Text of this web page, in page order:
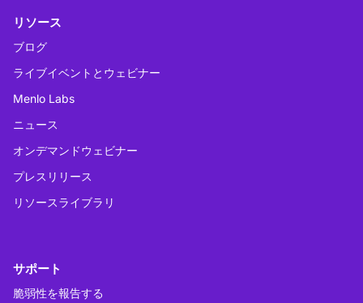
リソース
ブログ
ライブイベントとウェビナー
Menlo Labs
ニュース
オンデマンドウェビナー
プレスリリース
リソースライブラリ
サポート
脆弱性を報告する